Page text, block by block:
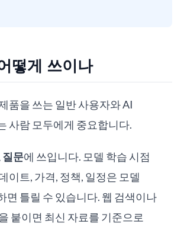
떻게 쓰이나
품을 쓰는 일반 사용자와 AI
사람 모두에게 중요합니다.
질문에 쓰입니다. 모델 학습 시점
이트, 가격, 정책, 일정은 모델
면 틀릴 수 있습니다. 웹 검색이나
붙이면 최신 자료를 기준으로